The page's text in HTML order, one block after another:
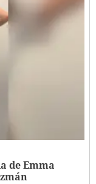
de Emma